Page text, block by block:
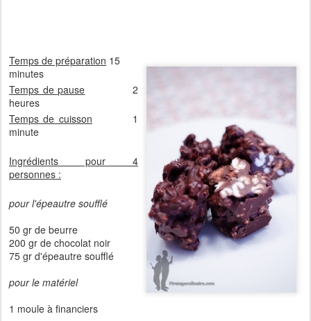
Temps de préparation 15
minutes
Temps de pause 2
heures
Temps de cuisson 1
minute
Ingrédients pour 4
personnes :
pour l'épeautre soufflé
50 gr de beurre
200 gr de chocolat noir
75 gr d'épeautre soufflé
pour le matériel
1 moule à financiers